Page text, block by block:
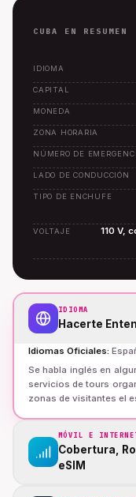
CUBA EN RESUMEN
IDIOMA
CAPITAL
MONEDA
ZONA HORARIA
NÚMERO DE
LADO DE CONDUCCIÓN
TIPO DE ENCHUFE
VOLTAJE
110 V,
IDIOMA
Hacerte
Idiomas Oficiales:
Se habla inglés en
servicios de tours
zonas de visitantes el
MÓVIL E
Cobertura,
eSIM